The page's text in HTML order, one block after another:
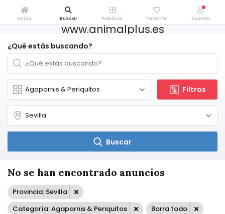
www.animalplus.es
¿Qué estás buscando?
Filtros
Buscar
No se han encontrado anuncios
Provincia: Sevilla
Categoría: Agapornis & Periquitos
Borra todo
Inicio Buscar Publicar Favorito Cuenta